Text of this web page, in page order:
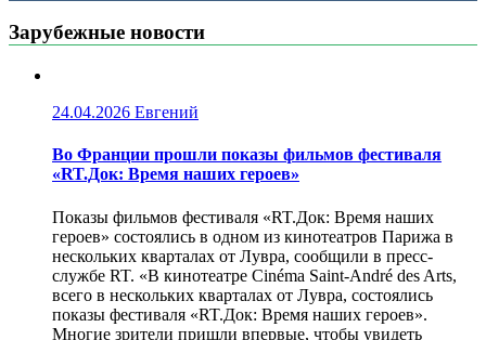
Зарубежные новости
24.04.2026 Евгений
Во Франции прошли показы фильмов фестиваля
«RT.Док: Время наших героев»
Показы фильмов фестиваля «RT.Док: Время наших
героев» состоялись в одном из кинотеатров Парижа в
нескольких кварталах от Лувра, сообщили в пресс-
службе RT. «В кинотеатре Cinéma Saint-André des Arts,
всего в нескольких кварталах от Лувра, состоялись
показы фестиваля «RT.Док: Время наших героев».
Многие зрители пришли впервые, чтобы увидеть